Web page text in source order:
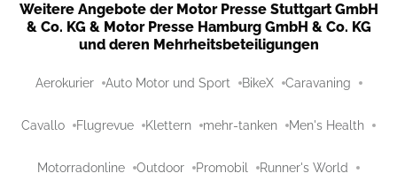
Weitere Angebote der Motor Presse Stuttgart GmbH
& Co. KG & Motor Presse Hamburg GmbH & Co. KG
und deren Mehrheitsbeteiligungen
Aerokurier Auto Motor und Sport BikeX Caravaning
Cavallo Flugrevue Klettern mehr-tanken Men's Health
Motorradonline Outdoor Promobil Runner's World